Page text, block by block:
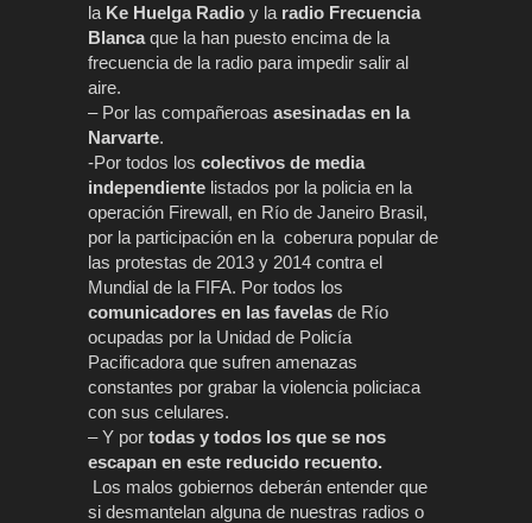
la Ke Huelga Radio y la radio Frecuencia
Blancaque la han puesto encima de la
frecuencia de la radio para impedir salir al
aire.
– Por las compañeroas asesinadas en la
Narvarte.
-Por todos los colectivos de media
independiente listados por la policia en la
operación Firewall, en Río de Janeiro Brasil,
por la participación en la coberura popular de
las protestas de 2013 y 2014 contra el
Mundial de la FIFA. Por todos los
comunicadores en las favelas de Río
ocupadas por la Unidad de Policía
Pacificadora que sufren amenazas
constantes por grabar la violencia policiaca
con sus celulares.
– Y por todas y todos los que se nos
escapan en este reducido recuento.
Los malos gobiernos deberán entender que
si desmantelan alguna de nuestras radios o